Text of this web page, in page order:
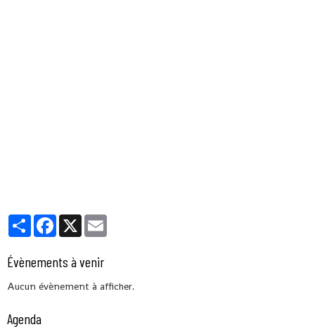
PartagerFacebook
X
Évènements à venir
Aucun évènement à afficher.
Agenda